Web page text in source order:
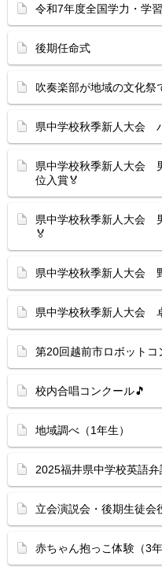
令和7年度全国学力・学
後期任命式
吹奏楽部が地域の文化祭
県中学校秋季新人大会
県中学校秋季新人大
位入賞🏅
県中学校秋季新人大会
🏅
県中学校秋季新人大
県中学校秋季新人大
第20回越前市ロボットコ
校内合唱コンクール🎵
地域調べ（1年生）
2025福井県中学校英語
立会演説会・後期生徒会
赤ちゃん抱っこ体験（3年